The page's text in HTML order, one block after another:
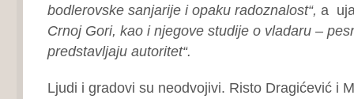
bodlerovske sanjarije i opaku radoznalost“, a
Crnoj Gori, kao i njegove studije o vladaru –
predstavljaju autoritet“.
Ljudi i gradovi su neodvojivi. Risto Dragićević i